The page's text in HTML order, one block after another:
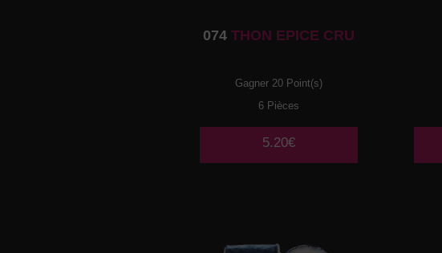
074 THON EPICE CRU
Gagner 20 Point(s)
6 Pièces
5.20€